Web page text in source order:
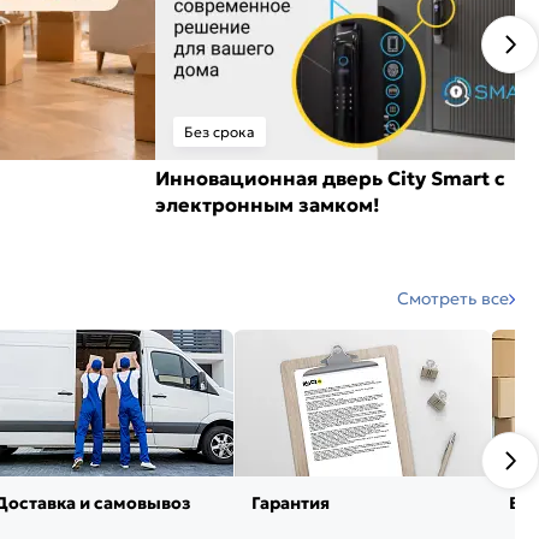
Без срока
Инновационная дверь City Smart с
электронным замком!
Смотреть все
и самовывоз Гарантия